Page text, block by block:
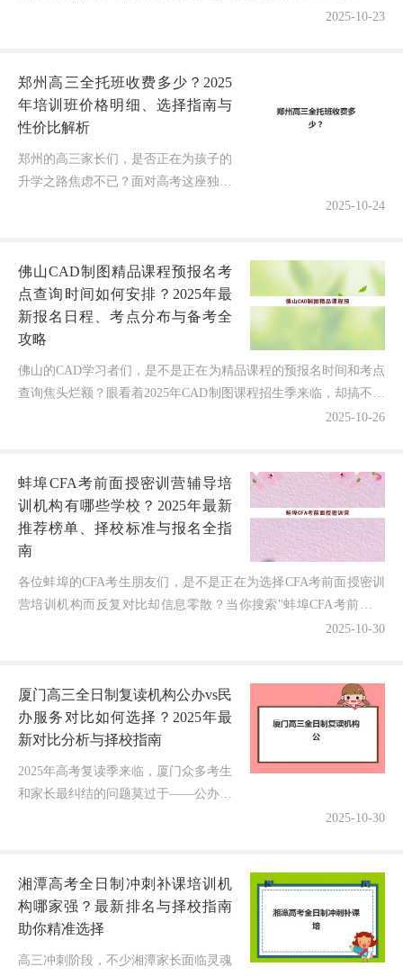
传信息却像迷宫一样让人困惑——到底昆明高三全日制辅导班...
2025-10-23
郑州高三全托班收费多少？2025
年培训班价格明细、选择指南与
性价比解析
郑州的高三家长们，是否正在为孩子的
升学之路焦虑不已？面对高考这座独木
准...
2025-10-24
佛山CAD制图精品课程预报名考
点查询时间如何安排？2025年最
新报名日程、考点分布与备考全
攻略
佛山的CAD学习者们，是不是正在为精品课程的预报名时间和考点
查询焦头烂额？眼看着2025年CAD制图课程招生季来临，却搞不清
2025-10-26
蚌埠CFA考前面授密训营辅导培
训机构有哪些学校？2025年最新
推荐榜单、择校标准与报名全指
南
各位蚌埠的CFA考生朋友们，是不是正在为选择CFA考前面授密训
营培训机构而反复对比却信息零散？当你搜索"蚌埠CFA考前面授
2025-10-30
厦门高三全日制复读机构公办vs民
办服务对比如何选择？2025年最
新对比分析与择校指南
2025年高考复读季来临，厦门众多考生
和家长最纠结的问题莫过于——公办复
2025-10-30
湘潭高考全日制冲刺补课培训机
构哪家强？最新排名与择校指南
助你精准选择
高三冲刺阶段，不少湘潭家长面临灵魂